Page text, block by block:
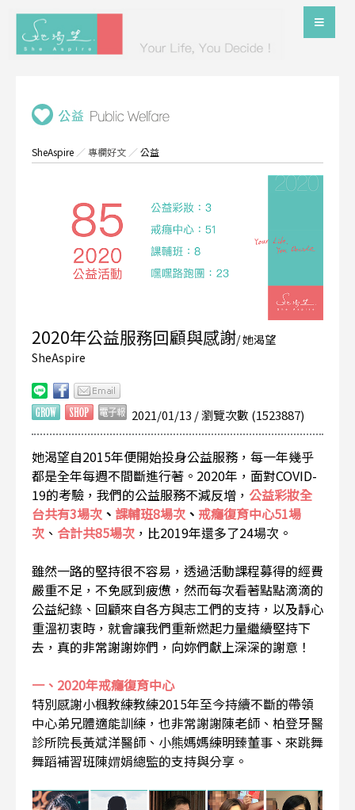
SheAspire ／專欄好文 ／公益
2020年公益服務回顧與感謝/ 她渴望
SheAspire
2021/01/13 / 瀏覽次數 (1523887)
她渴望自2015年便開始投身公益服務，每一年幾乎
都是全年每週不間斷進行著。2020年，面對COVID-
19的考驗，我們的公益服務不減反增， 公益彩妝全
台共有3場次 、 課輔班8場次 、 戒癮復育中心51場
次 、 合計共85場次 ，比2019年還多了24場次。
雖然一路的堅持很不容易，透過活動課程募得的經費
嚴重不足，不免感到疲憊，然而每次看著點點滴滴的
公益紀錄、回顧來自各方與志工們的支持，以及靜心
重溫初衷時，就會讓我們重新燃起力量繼續堅持下
去 ，真的非常謝謝妳們，向妳們獻上深深的謝意！
一、2020年戒癮復育中心
特別感謝小楓教練教練2015年至今持續不斷的帶領
中心弟兄體適能訓練，也非常謝謝陳老師、柏登牙醫
診所院長黃斌洋醫師、小熊媽媽練明臻董事、來跳舞
舞蹈補習班陳媦娟總監的支持與分享。